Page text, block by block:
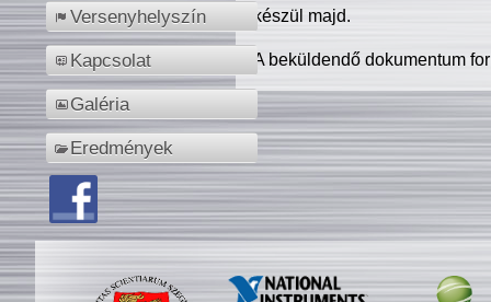
Versenyhelyszín
Kapcsolat
Galéria
Eredmények
készül majd.
A beküldendő dokumentum